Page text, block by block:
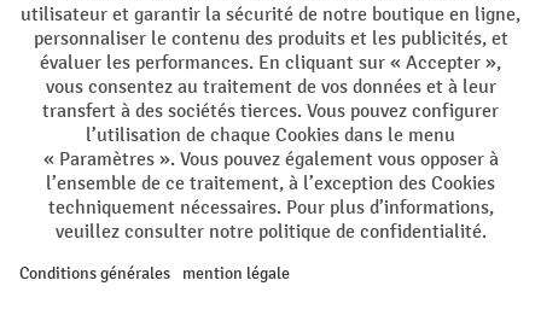
peser de lourdes charges jusqu’à 3 000 kg. Utilisez un
gerbeur électriquepour déplacer de telles
marchandises sur la rampe.
Balance de comptage : programmable via un bloc de
touches, cette balance présente trois affichages vous
permettant de lire simultanément le poids, le poids
unitaire et le nombre de pièces. Sa surface en acier
inoxydable anticorrosion permet de lessiver la plate-
Balance compacte: polyvalente avec de nombreuses